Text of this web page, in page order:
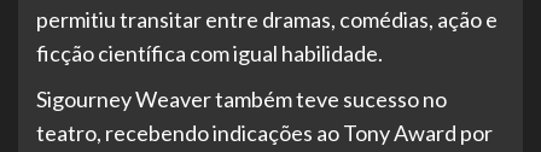
permitiu transitar entre dramas, comédias, ação e
ficção científica com igual habilidade.
Sigourney Weaver também teve sucesso no
teatro, recebendo indicações ao Tony Award por